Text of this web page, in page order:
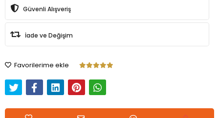
Güvenli Alışveriş
İade ve Değişim
Favorilerime ekle